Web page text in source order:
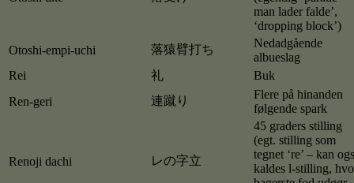
man lader falde’,
‘dropping block’)
Otoshi-empi-uchi
落猿臂打ち
Nedadgående
albueslag
Rei
礼
Buk
Ren-geri
連蹴り
Flere på hinanden
følgende spark
Renoji dachi レの字立
45 graders stilling
(egt. stilling som
tegnet ‘re’ – kan
kaldes l-stilling,